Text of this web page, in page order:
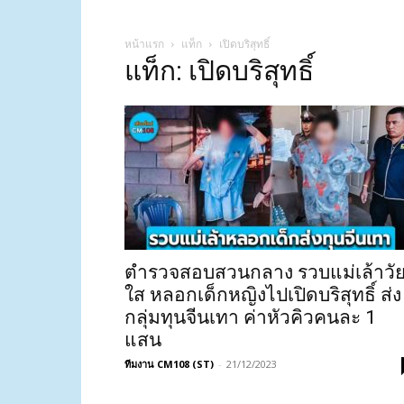
หน้าแรก แท็ก เปิดบริสุทธิ์
แท็ก: เปิดบริสุทธิ์
ตำรวจสอบสวนกลาง รวบแม่เล้าวั
ใส หลอกเด็กหญิงไปเปิดบริสุทธิ์ ส่ง
กลุ่มทุนจีนเทา ค่าหัวคิวคนละ 1
แสน
ทีมงาน CM108 (ST) - 21/12/2023